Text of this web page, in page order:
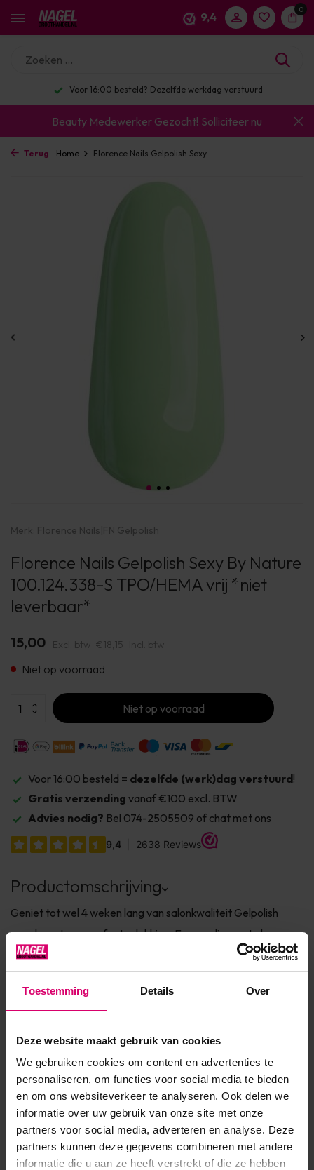
Toestemming Details Over
Deze website maakt gebruik van cookies
We gebruiken cookies om content en advertenties te
personaliseren, om functies voor social media te bieden
en om ons websiteverkeer te analyseren. Ook delen we
informatie over uw gebruik van onze site met onze
partners voor social media, adverteren en analyse. Deze
partners kunnen deze gegevens combineren met andere
informatie die u aan ze heeft verstrekt of die ze hebben
9,4
0
Voor 16:00 besteld? Dezelfde werkdag verstuurd
Beauty Medewerker Gezocht! Solliciteer nu
Terug Home Florence Nails Gelpolish Sexy ...
Merk: Florence Nails|FN Gelpolish
Florence Nails Gelpolish Sexy By Nature
100.124.338-S TPO/HEMA vrij *niet
leverbaar*
15,00 Excl. btw €18,15 Incl. btw
Niet op voorraad
Niet op voorraad
Voor 16:00 besteld = dezelfde (werk)dag verstuurd!
Gratis verzending vanaf €100 excl. BTW
Advies nodig? Bel 074-2505509 of chat met ons
Productomschrijving
Geniet tot wel 4 weken lang van salonkwaliteit Gelpolish
nagels met een perfecte dekking. Eenvoudig aan te brengen
als nagellak, maar met de duurzaamheid van gel. ✔ TPO-
vrij✔ Veel kleuren al in 1 laag dekkend✔ Hoge kwaliteit &
pigmentatie ✔ Vegan & afweekbaar✔ Meer dan +180
Toon meer